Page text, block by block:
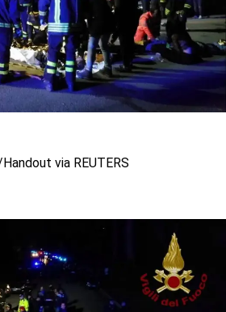
via REUTERS